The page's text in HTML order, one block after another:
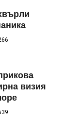
визия